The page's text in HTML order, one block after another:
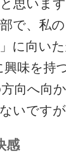
思いま
で、私
に向い
興味を持
向へ向
いです
感